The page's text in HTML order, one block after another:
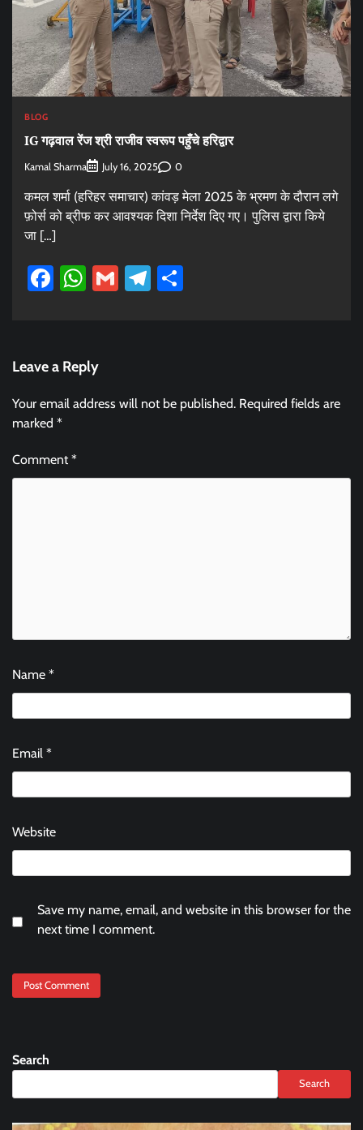
BLOG
IG गढ़वाल रेंज श्री राजीव स्वरूप पहुँचे हरिद्वार
Kamal Sharma July 16, 2025 0
कमल शर्मा (हरिहर समाचार) कांवड़ मेला 2025 के भ्रमण के दौरान लगे
फ़ोर्स को ब्रीफ कर आवश्यक दिशा निर्देश दिए गए। पुलिस द्वारा किये
जा […]
Facebook
WhatsApp
GmailTelegram
Leave a Reply
Your email address will not be published. Required fields are
marked *
Comment*
Name *
Email *
Website
Save my name, email, and website in this browser for the
next time I comment.
Search
Search